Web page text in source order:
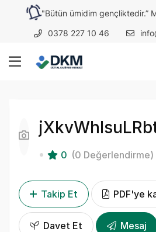
"Bütün ümidim gençliktedir.”
0378 227 10 46
0 (0 Değerlendirme)
Takip Et PDF'ye
Davet Et Mesaj